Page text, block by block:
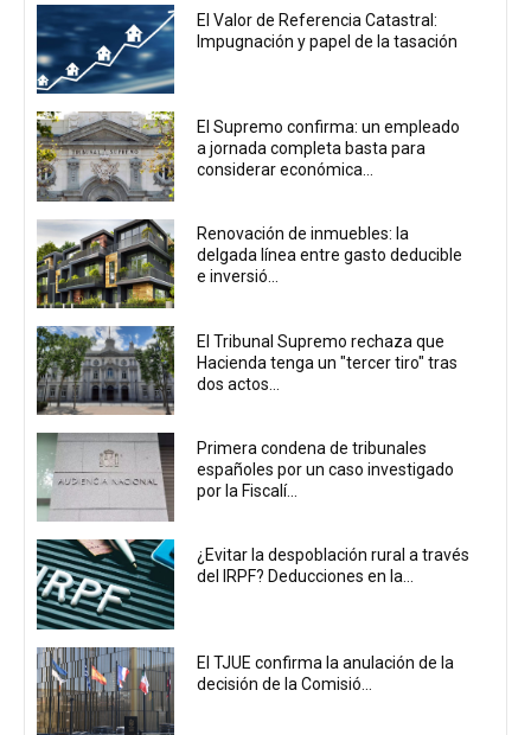
El Valor de Referencia Catastral:
Impugnación y papel de la tasación
El Supremo confirma: un empleado
a jornada completa basta para
considerar económica...
Renovación de inmuebles: la
delgada línea entre gasto deducible
e inversió...
El Tribunal Supremo rechaza que
Hacienda tenga un "tercer tiro" tras
dos actos...
Primera condena de tribunales
españoles por un caso investigado
por la Fiscalí...
¿Evitar la despoblación rural a través
del IRPF? Deducciones en la...
El TJUE confirma la anulación de la
decisión de la Comisió...